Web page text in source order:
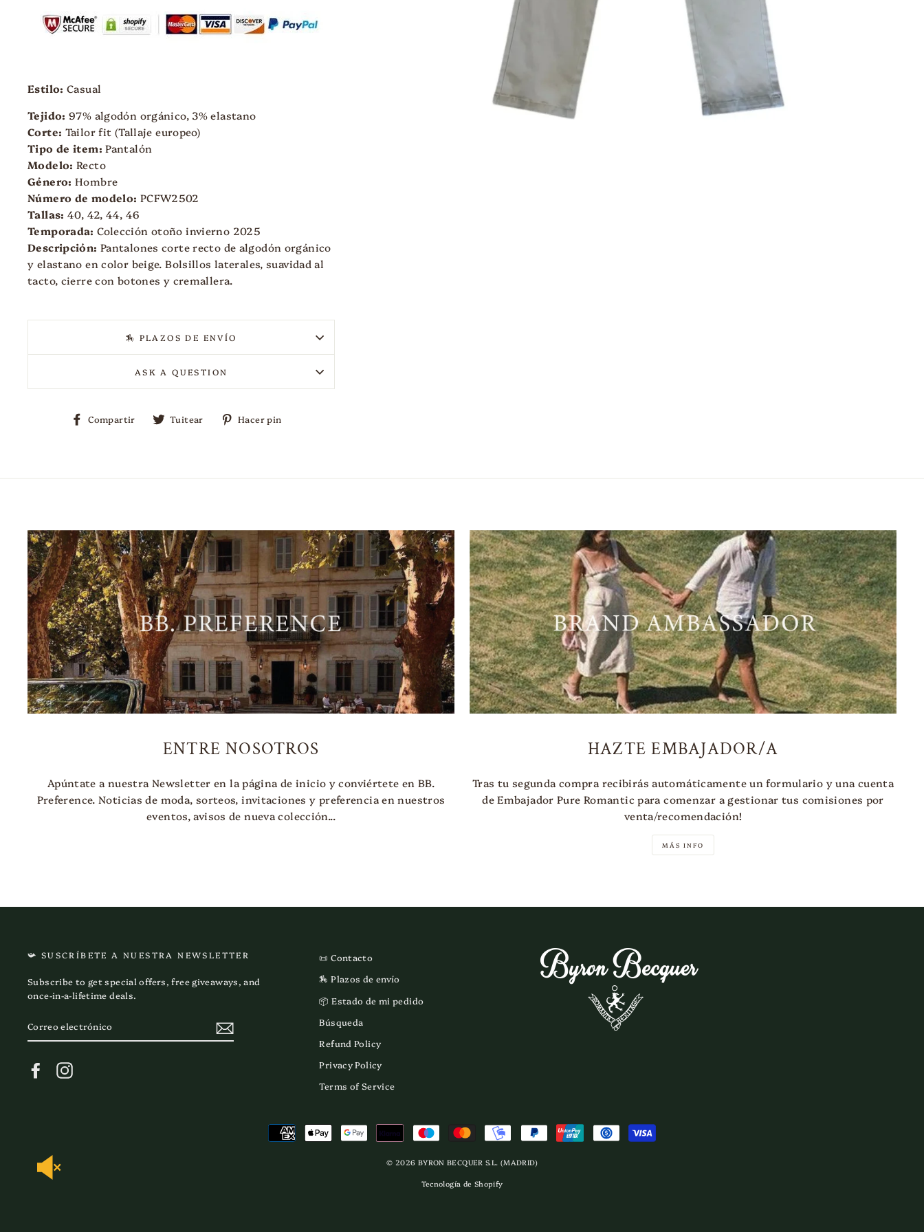
Estilo: Casual
Tejido: 97% algodón orgánico, 3% elastano
Corte: Tailor fit (Tallaje europeo)
Tipo de item:Pantalón
Modelo: Recto
Género: Hombre
Número de modelo: PCFW2502
Tallas: 40, 42, 44, 46
Temporada:Colección otoño invierno 2025
Descripción: Pantalones corte recto de algodón orgánico
y elastano en color beige. Bolsillos laterales, suavidad al
tacto, cierre con botones y cremallera.
🏇 PLAZOS DE ENVÍO
ASK A QUESTION
Compartir
Compartir
Tuitear
Tuitear
en
Hacer pin
ENTRE NOSOTROS
Apúntate a nuestra Newsletter en la página de inicio y conviértete en BB.
Preference. Noticias de moda, sorteos, invitaciones y preferencia en nuestros
eventos, avisos de nueva colección...
HAZTE EMBAJADOR/A
Tras tu segunda compra recibirás automáticamente un formulario y una cuenta
de Embajador Pure Romantic para comenzar a gestionar tus comisiones por
venta/recomendación!
MÁS INFO
📯 SUSCRÍBETE A NUESTRA NEWSLETTER
Subscribe to get special offers, free giveaways, and
once-in-a-lifetime deals.
ELECTRÓNICO
Facebook
📜 Contacto
🏇 Plazos de envío
📦 Estado de mi pedido
Búsqueda
Refund Policy
Privacy Policy
Terms of Service
© 2026 BYRON BECQUER S.L. (MADRID)
Tecnología de Shopify